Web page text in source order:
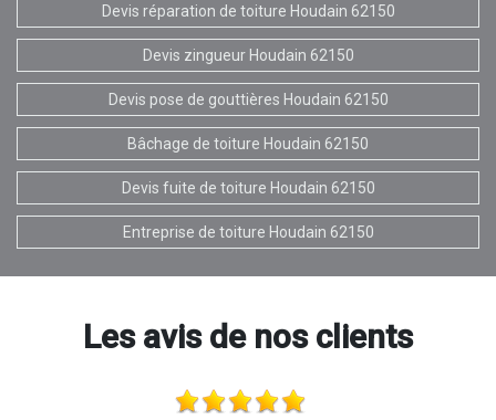
Devis réparation de toiture Houdain 62150
Devis zingueur Houdain 62150
Devis pose de gouttières Houdain 62150
Bâchage de toiture Houdain 62150
Devis fuite de toiture Houdain 62150
Entreprise de toiture Houdain 62150
Les avis de nos clients